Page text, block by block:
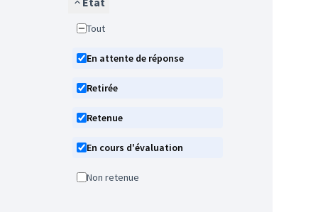
Tout
En attente de réponse
Retirée
Retenue
En cours d'évaluation
Non retenue